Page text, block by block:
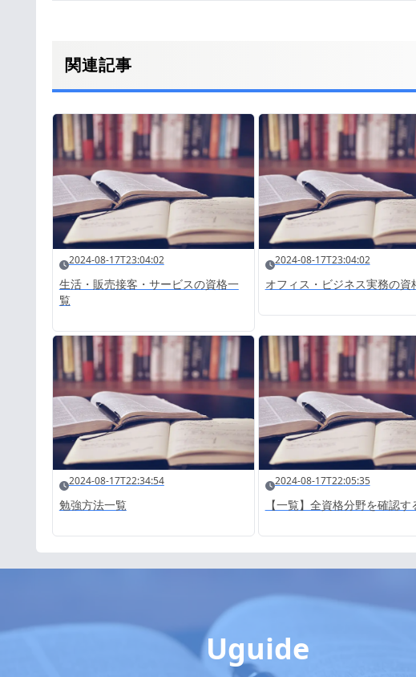
関連記事
2024-08-17T23:04:02
生活・販売接客・サービスの資格一
覧
2024-08-17T23:04:02
オフィス・ビジネス実務の資
2024-08-17T22:34:54
勉強方法一覧
2024-08-17T22:05:35
【一覧】全資格分野を確認す
Uguide